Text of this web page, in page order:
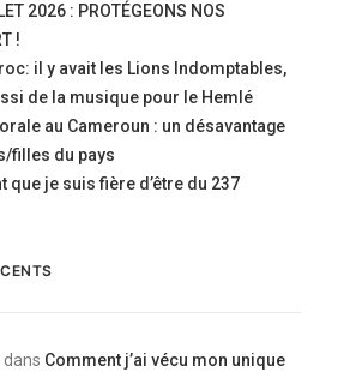
2026 : PROTÉGEONS NOS
!
il y avait les Lions Indomptables,
de la musique pour le Hemlé
au Cameroun : un désavantage
filles du pays
que je suis fière d’être du 237
dans Comment j’ai vécu mon unique